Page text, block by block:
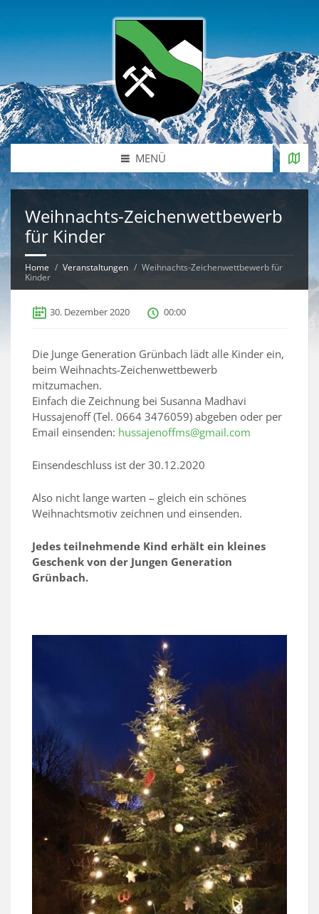
MENÜ
Weihnachts-Zeichenwettbewerb
für Kinder
Home Veranstaltungen
Weihnachts-Zeichenwettbewerb für
Kinder
30. Dezember 2020 00:00
Die Junge Generation Grünbach lädt alle Kinder ein,
beim Weihnachts-Zeichenwettbewerb
mitzumachen.
Einfach die Zeichnung bei Susanna Madhavi
Hussajenoff (Tel. 0664 3476059) abgeben oder per
Email einsenden: hussajenoffms@gmail.com
Einsendeschluss ist der 30.12.2020
Also nicht lange warten – gleich ein schönes
Weihnachtsmotiv zeichnen und einsenden.
Jedes teilnehmende Kind erhält ein kleines
Geschenk von der Jungen Generation
Grünbach.